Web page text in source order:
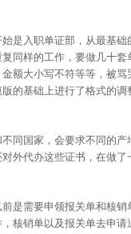
是入职单证部，从最基
同样的工作，要做几十
额大小写不符等等，被
的基础上进行了格式的调
同国家，会要求不同的
外代办这些证书，在做了
是需要申领报关单和核
核销单以及报关单去申